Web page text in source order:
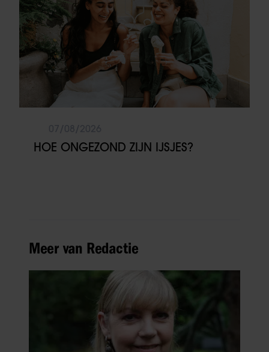
HOE ONGEZOND ZIJN IJSJES?
Meer van Redactie